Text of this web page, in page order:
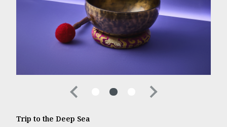
Trip to the Deep Sea